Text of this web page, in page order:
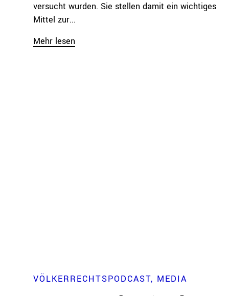
versucht wurden. Sie stellen damit ein wichtiges
Mittel zur...
Mehr lesen
VÖLKERRECHTSPODCAST MEDIA